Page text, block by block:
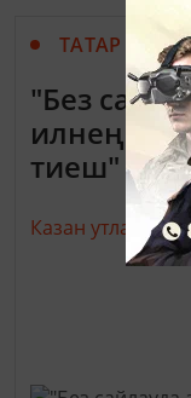
ТАТАР
"Без
илнең
тиеш" -
Казан утлары,